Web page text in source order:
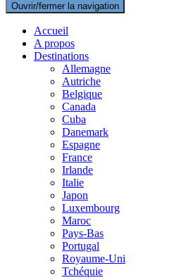
Ouvrir/fermer la navigation
Accueil
A propos
Destinations
Allemagne
Autriche
Belgique
Canada
Cuba
Danemark
Espagne
France
Irlande
Italie
Japon
Luxembourg
Maroc
Pays-Bas
Portugal
Royaume-Uni
Tchéquie